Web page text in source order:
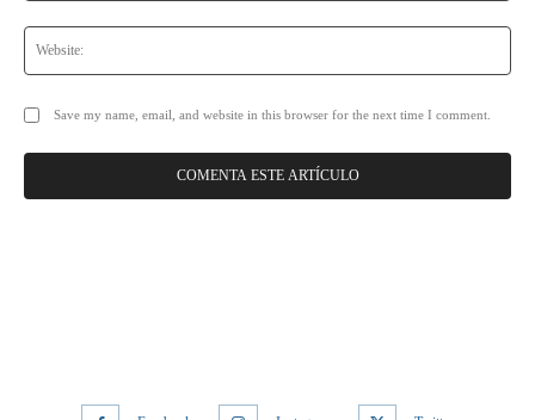
Save my name, email, and website in this browser for the next time I comment.